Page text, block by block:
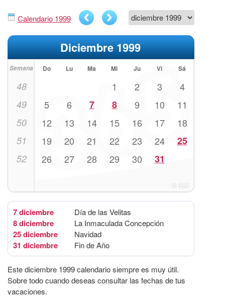
Calendario 1999
Diciembre 1999
Semana Do Lu Ma Mi Ju Vi Sá
48 1 2 3 4
49 5 6 7 8 9 10 11
50 12 13 14 15 16 17 18
51 19 20 21 22 23 24 25
52 26 27 28 29 30 31
7 diciembre Día de las Velitas
8 diciembre La Inmaculada Concepción
25 diciembre Navidad
31 diciembre Fin de Año
Este diciembre 1999 calendario siempre es muy útil.
Sobre todo cuando deseas consultar las fechas de tus
vacaciones.